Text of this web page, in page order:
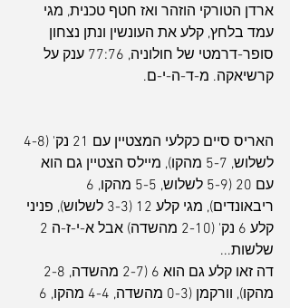
ארדן הטורקי הוזהר ואז חטף טכנית, מגי
עמד בלחץ, קלע את העונשין ונתן נצחון
סופר-דרמטי של חולוניה, 77:76 ענק על
קרשיאקה. מ-ד-ה-י-ם.
לשלוש, 5-7 מהקו), מיילס הצטיין גם הוא
ריבאונדים), מגי קלע 12 (3-3 לשלוש), פניני
שלשות...